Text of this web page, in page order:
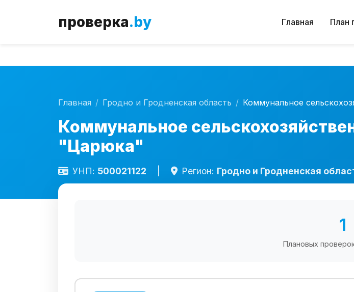
проверка.by Главная План
Главная Гродно и Гродненская область Коммунальное
Коммунальное
"Царюка"
УНП: 500021122 Регион: Гродно и Гродненская
1
Плановых